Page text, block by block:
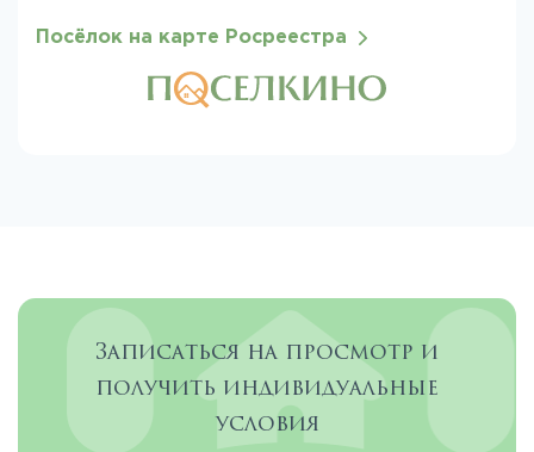
Посёлок на карте Росреестра
Записаться на просмотр и
получить индивидуальные
условия